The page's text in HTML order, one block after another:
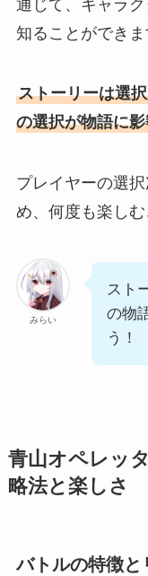
通じて、キャラ
知ることができま
ストーリーは選
の選択が物語に
プレイヤーの選
め、何度も楽しむ
みらい
スト
の物
う！
青山オペレッ
略法と楽しさ
バトルの特徴と